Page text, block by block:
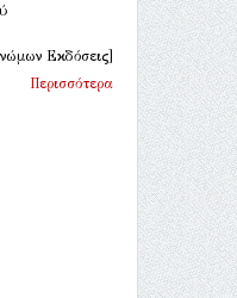
Εκδόσεις]
Περισσότερα